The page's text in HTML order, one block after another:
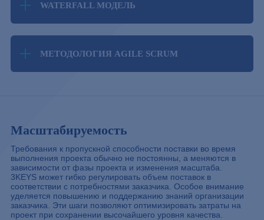
WATERFALL МОДЕЛЬ
МЕТОДОЛОГИЯ AGILE SCRUM
Масштабируемость
Требования к пропускной способности поставки во время
выполнения проекта обычно не постоянны, а меняются в
зависимости от фазы проекта и изменения масштаба.
3KEYS может гибко регулировать объем поставок в
соответствии с потребностями заказчика. Особое внимание
уделяется повышению и поддержанию знаний организации
заказчика. Эти шаги позволяют оптимизировать затраты на
проект при сохранении высочайшего уровня качества.